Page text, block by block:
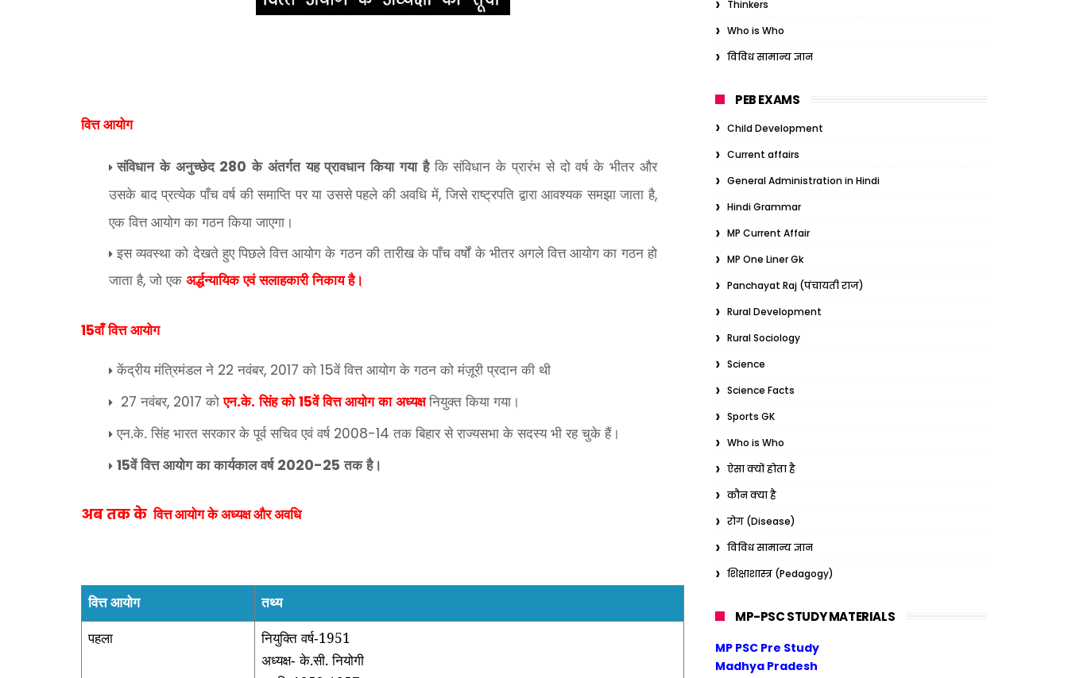
वित्त आयोग
संविधान के अनुच्छेद 280 के अंतर्गत यह प्रावधान किया गया हैकि संविधान के प्रारंभ से दो वर्ष के भीतर और
उसके बाद प्रत्येक पाँच वर्ष की समाप्ति पर या उससे पहले की अवधि में, जिसे राष्ट्रपति द्वारा आवश्यक समझा जाता है,
एक वित्त आयोग का गठन किया जाएगा।
इस व्यवस्था को देखते हुए पिछले वित्त आयोग के गठन की तारीख के पाँच वर्षों के भीतर अगले वित्त आयोग का गठन हो
जाता है, जो एक अर्द्धन्यायिक एवं सलाहकारी निकाय है।
15वाँ वित्त आयोग
केंद्रीय मंत्रिमंडल ने 22 नवंबर, 2017 को 15वें वित्त आयोग के गठन को मंज़ूरी प्रदान की थी
27 नवंबर, 2017 कोएन.के. सिंह को15वें वित्त आयोग का अध्यक्षनियुक्त किया गया।
एन.के. सिंह भारत सरकार के पूर्व सचिव एवं वर्ष 2008-14 तक बिहार से राज्यसभा के सदस्य भी रह चुके हैं।
15वें वित्त आयोग का कार्यकाल वर्ष 2020-25 तक है।
अब तक के वित्त आयोग के अध्यक्ष और अवधि
वित्त आयोग
तथ्य
पहला
नियुक्ति वर्ष-1951
अध्यक्ष- के.सी. नियोगी
Thinkers
Who is Who
विविध सामान्य ज्ञान
PEB EXAMS
Child Development
Current affairs
General Administration in Hindi
Hindi Grammar
MP Current Affair
MP One Liner Gk
Panchayat Raj (पंचायती राज)
Rural Development
Rural Sociology
Science
Science Facts
Sports GK
Who is Who
ऐसा क्यों होता है
कौन क्या है
रोग (Disease)
विविध सामान्य ज्ञान
शिक्षाशास्त्र (Pedagogy)
MP-PSC STUDY MATERIALS
MP PSC Pre Study
Madhya Pradesh